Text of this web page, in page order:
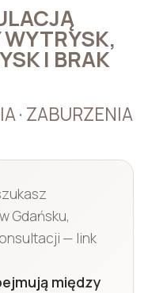
I BRAK
· ZABURZENIA
Gdańsku,
— link
między